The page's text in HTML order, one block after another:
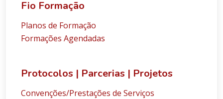
Fio Formação
Planos de Formação
Formações Agendadas
Protocolos | Parcerias | Projetos
Convenções/Prestações de Serviços